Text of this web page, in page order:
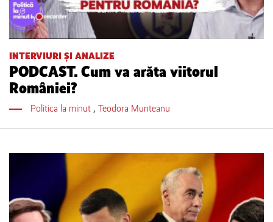
INTERVIURI ȘI ANALIZE
PODCAST. Cum va arăta viitorul
României?
Politica la minut , Teodora Munteanu